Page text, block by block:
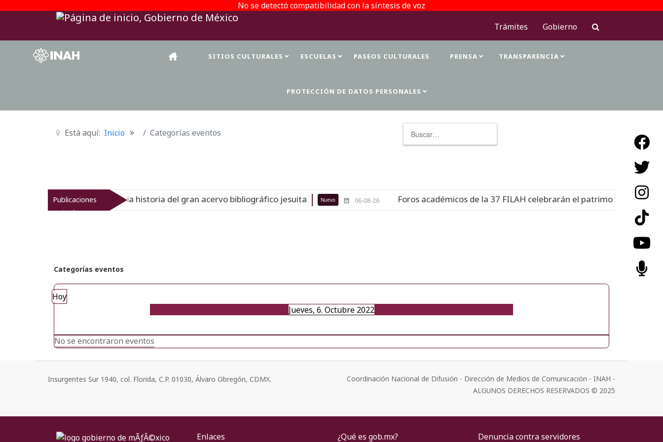
No se detectó compatibilidad con la síntesis de voz
Trámites
Gobierno
SITIOS CULTURALES ESCUELAS PASEOS CULTURALES PRENSA TRANSPARENCIA
PROTECCIÓN DE DATOS PERSONALES
Está aquí: Inicio Categorías eventos
Publicaciones
recientes
del Virreinato muestra la historia del gran acervo bibliográfico jesuita Nuevo 06-08-26 Foros académicos de la 37 FILAH celebrarán el patrimonio cultural
Categorías eventos
Hoy
Jueves, 6. Octubre 2022
No se encontraron eventos
Insurgentes Sur 1940, col. Florida, C.P. 01030, Álvaro Obregón, CDMX.
Coordinación Nacional de Difusión - Dirección de Medios de Comunicación - INAH -
ALGUNOS DERECHOS RESERVADOS © 2025
Enlaces ¿Qué es gob.mx?
Denuncia contra servidores